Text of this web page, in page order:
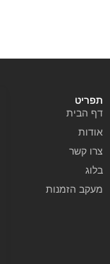
תפריט
דף הבית
אודות
צרו קשר
בלוג
מעקב הזמנות